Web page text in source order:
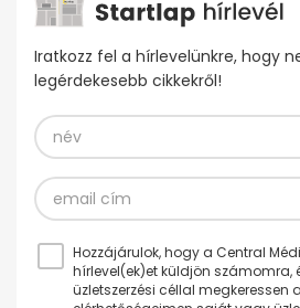
Iratkozz fel a hírlevelünkre, hogy
legérdekesebb cikkekről!
Hozzájárulok, hogy a Central
hírlevel(ek)et küldjön számomra,
üzletszerzési céllal